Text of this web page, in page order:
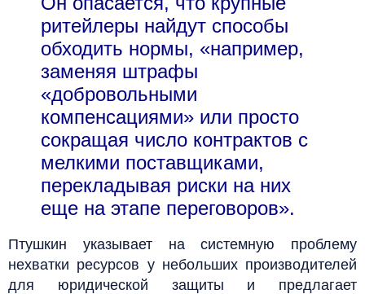
ритейлеры найдут способы
обходить нормы, «например,
заменяя штрафы
«добровольными
компенсациями» или просто
сокращая число контрактов с
мелкими поставщиками,
перекладывая риски на них
еще на этапе переговоров».
Птушкин указывает на системную проблему
нехватки ресурсов у небольших производителей
для юридической защиты и предлагает